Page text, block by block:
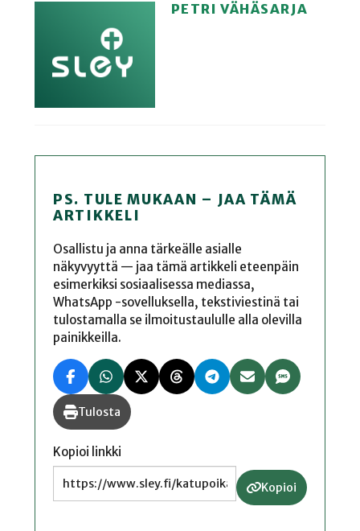
PETRI VÄHÄSARJA
PS. TULE MUKAAN – JAA TÄMÄ
ARTIKKELI
Osallistu ja anna tärkeälle asialle
näkyvyyttä — jaa tämä artikkeli eteenpäin
esimerkiksi sosiaalisessa mediassa,
WhatsApp -sovelluksella, tekstiviestinä tai
tulostamalla se ilmoitustaululle alla olevilla
painikkeilla.
Tulosta
Kopioi linkki
Kopioi